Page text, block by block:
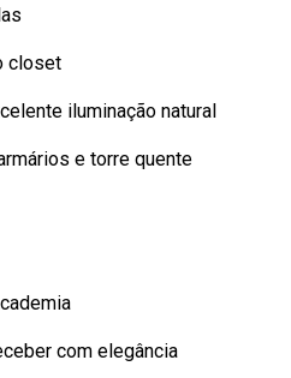
closet
iluminação natural
e torre quente
com elegância